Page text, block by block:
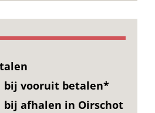
bij vooruit betalen*
bij afhalen in Oirschot